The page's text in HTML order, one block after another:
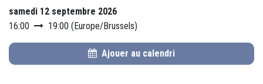
samedi 12 septembre 2026
16:00
19:00 (Europe/Brussels)
Ajouer au calendri